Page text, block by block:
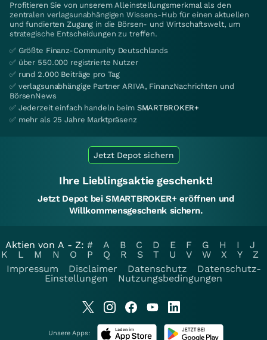
Profitieren Sie von unserem Alleinstellungsmerkmal als den
zentralen verlagsunabhängigen Wissens-Hub für einen aktuellen
und fundierten Zugang in die Börsen- und Wirtschaftswelt, um
strategische Entscheidungen zu treffen.
✅ Größte Finanz-Community Deutschlands
✅ über 550.000 registrierte Nutzer
✅ rund 2.000 Beiträge pro Tag
✅ verlagsunabhängige Partner ARIVA, FinanzNachrichten und
BörsenNews
✅ Jederzeit einfach handeln beim SMARTBROKER+
✅ mehr als 25 Jahre Marktpräsenz
Jetzt Depot sichern
Ihre Lieblingsaktie geschenkt!
Jetzt Depot bei SMARTBROKER+ eröffnen und
Willkommensgeschenk sichern.
Aktien von A - Z: # A B C D E F G H I
J
K
L M N O P Q R S T U V W X Y
Z
Impressum
Disclaimer Datenschutz
Datenschutz-
Einstellungen
Nutzungsbedingungen
Unsere Apps: